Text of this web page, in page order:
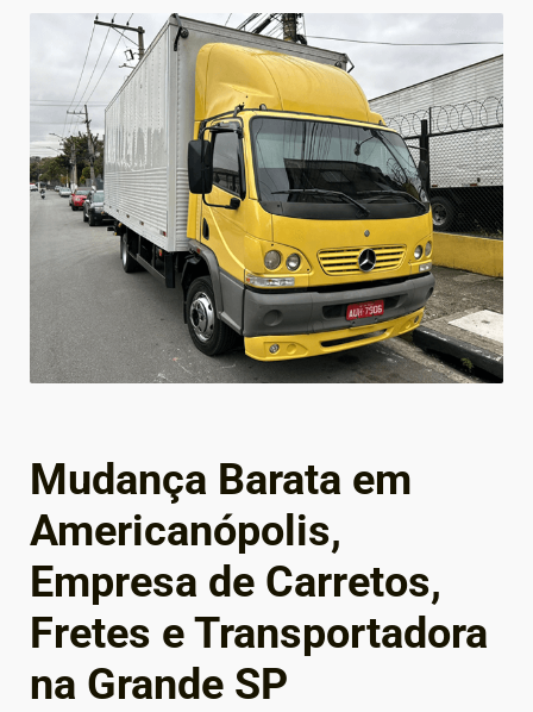
Mudança Barata em
Americanópolis,
Empresa de Carretos,
Fretes e Transportadora
na Grande SP